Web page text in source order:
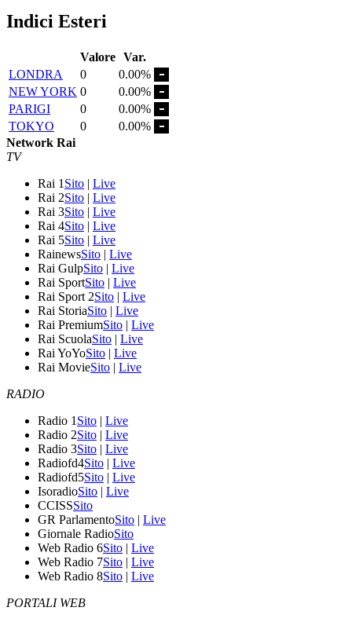
Indici Esteri
Valore Var.
LONDRA
0
0.00%
NEW YORK 0
0.00%
PARIGI
0
0.00%
TOKYO
0
0.00%
Network Rai
TV
Rai 1 Sito | Live
Rai 2Sito | Live
Rai 3Sito | Live
Rai 4Sito | Live
Rai 5Sito | Live
RainewsSito | Live
Rai GulpSito | Live
Rai SportSito | Live
Rai Sport 2Sito | Live
Rai StoriaSito | Live
Rai PremiumSito | Live
Rai ScuolaSito | Live
Rai YoYoSito | Live
Rai MovieSito | Live
RADIO
Radio 1 Sito | Live
Radio 2Sito | Live
Radio 3Sito | Live
Radiofd4Sito | Live
Radiofd5Sito | Live
IsoradioSito | Live
CCISSSito
GR ParlamentoSito | Live
Giornale RadioSito
Web Radio 6Sito | Live
Web Radio 7Sito | Live
Web Radio 8Sito | Live
PORTALI WEB